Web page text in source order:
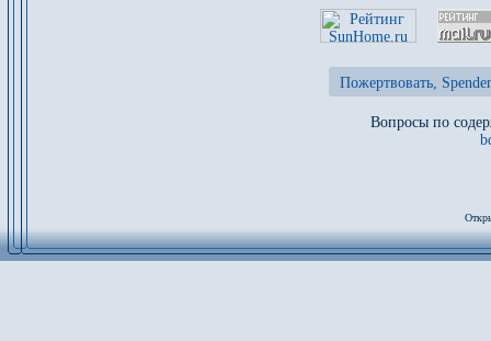
Пожертвовать,
Вопросы по